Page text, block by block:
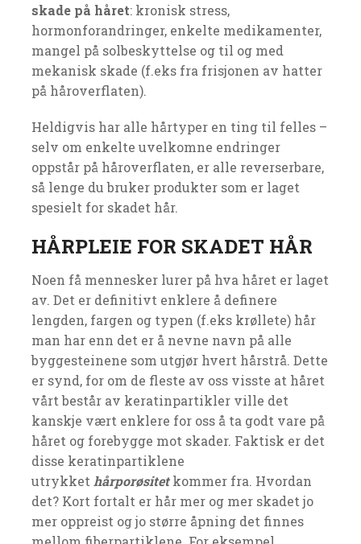
skade på håret: kronisk stress,
hormonforandringer, enkelte medikamenter,
mangel på solbeskyttelse og til og med
mekanisk skade (f.eks fra frisjonen av hatter
på håroverflaten).
Heldigvis har alle hårtyper en ting til felles –
selv om enkelte uvelkomne endringer
oppstår på håroverflaten, er alle reverserbare,
så lenge du bruker produkter som er laget
spesielt for skadet hår.
HÅRPLEIE FOR SKADET HÅR
Noen få mennesker lurer på hva håret er laget
av. Det er definitivt enklere å definere
lengden, fargen og typen (f.eks krøllete) hår
man har enn det er å nevne navn på alle
byggesteinene som utgjør hvert hårstrå. Dette
er synd, for om de fleste av oss visste at håret
vårt består av keratinpartikler ville det
kanskje vært enklere for oss å ta godt vare på
håret og forebygge mot skader. Faktisk er det
disse keratinpartiklene
utrykket hårporøsitetkommer fra. Hvordan
det? Kort fortalt er hår mer og mer skadet jo
mer oppreist og jo større åpning det finnes